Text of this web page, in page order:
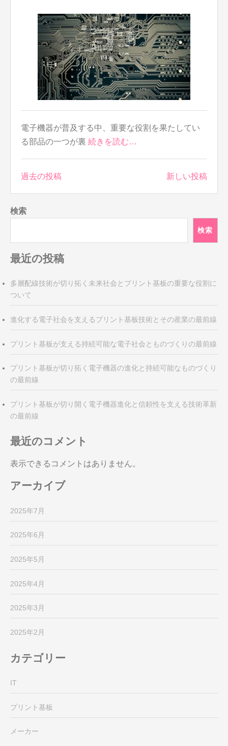
電子機器が普及する中、重要な役割を果たしてい
る部品の一つが裏 続きを読む…
投
ビ
シ
ョ
ン
過去の投稿 新しい投稿
検索
検索
最近の投稿
多層配線技術が切り拓く未来社会とプリント基板の重要な役割に
ついて
進化する電子社会を支えるプリント基板技術とその産業の最前線
プリント基板が支える持続可能な電子社会とものづくりの最前線
プリント基板が切り拓く電子機器の進化と持続可能なものづくり
の最前線
プリント基板が切り開く電子機器進化と信頼性を支える技術革新
の最前線
最近のコメント
表示できるコメントはありません。
アーカイブ
2025年7月
2025年6月
2025年5月
2025年4月
2025年3月
2025年2月
カテゴリー
IT
プリント基板
メーカー